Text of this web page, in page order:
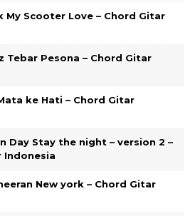
My Scooter Love – Chord Gitar
Tebar Pesona – Chord Gitar
ke Hati – Chord Gitar
Day Stay the night – version 2 –
Indonesia
New york – Chord Gitar